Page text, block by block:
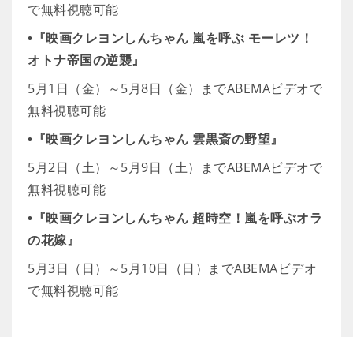
で無料視聴可能
•『映画クレヨンしんちゃん 嵐を呼ぶ モーレツ！
オトナ帝国の逆襲』
5月1日（金）～5月8日（金）までABEMAビデオで
無料視聴可能
•『映画クレヨンしんちゃん 雲黒斎の野望』
5月2日（土）～5月9日（土）までABEMAビデオで
無料視聴可能
•『映画クレヨンしんちゃん 超時空！嵐を呼ぶオラ
の花嫁』
5月3日（日）～5月10日（日）までABEMAビデオ
で無料視聴可能